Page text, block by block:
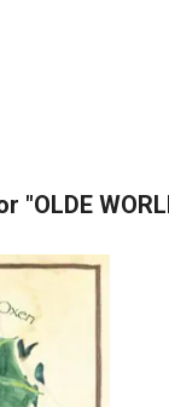
"OLDE